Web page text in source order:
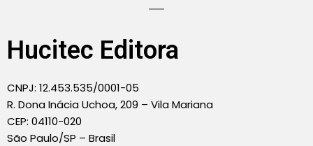
Hucitec Editora
CNPJ: 12.453.535/0001-05
R. Dona Inácia Uchoa, 209 – Vila Mariana
CEP: 04110-020
São Paulo/SP – Brasil